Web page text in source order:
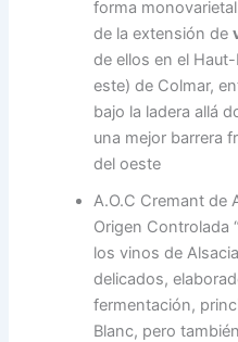
forma
de la extensión de
de ellos en el
este) de Colmar,
bajo la ladera allá
una mejor barrera
del oeste
A.O.C Cremant de
Origen Controlada
los vinos de
delicados,
fermentación,
Blanc, pero